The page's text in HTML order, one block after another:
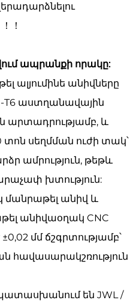
！
ապրանքի որակը:
ալյումինե անիվները
T6 աստղանավային
արտադրությամբ, և
տոն սեղմման ուժի տակ՝
ամրություն, թեթև
խտություն:
մանրաթել անիվ և
անիվաօղակ CNC
մմ ճշգրտությամբ՝
հավասարակշռություն
են JWL /